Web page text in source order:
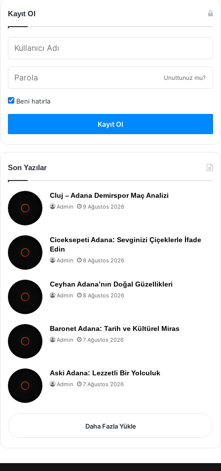
Kayıt Ol
Unuttunuz mu?
Beni hatırla
Kayıt Ol
Son Yazılar
Cluj – Adana Demirspor Maç Analizi
Admin 9 Ağustos 2026
Ciceksepeti Adana: Sevginizi Çiçeklerle İfade
Edin
Admin 8 Ağustos 2026
Ceyhan Adana’nın Doğal Güzellikleri
Admin 8 Ağustos 2026
Baronet Adana: Tarih ve Kültürel Miras
Admin 7 Ağustos 2026
Aski Adana: Lezzetli Bir Yolculuk
Admin 7 Ağustos 2026
Daha Fazla Yükle